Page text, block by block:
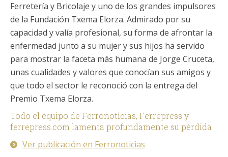
Ferretería y Bricolaje y uno de los grandes impulsores
de la Fundación Txema Elorza. Admirado por su
capacidad y valía profesional, su forma de afrontar la
enfermedad junto a su mujer y sus hijos ha servido
para mostrar la faceta más humana de Jorge Cruceta,
unas cualidades y valores que conocían sus amigos y
que todo el sector le reconoció con la entrega del
Premio Txema Elorza.
Todo el equipo de Ferronoticias, Ferrepress y
ferrepress.com lamenta profundamente su pérdida
Ver publicación en Ferronoticias